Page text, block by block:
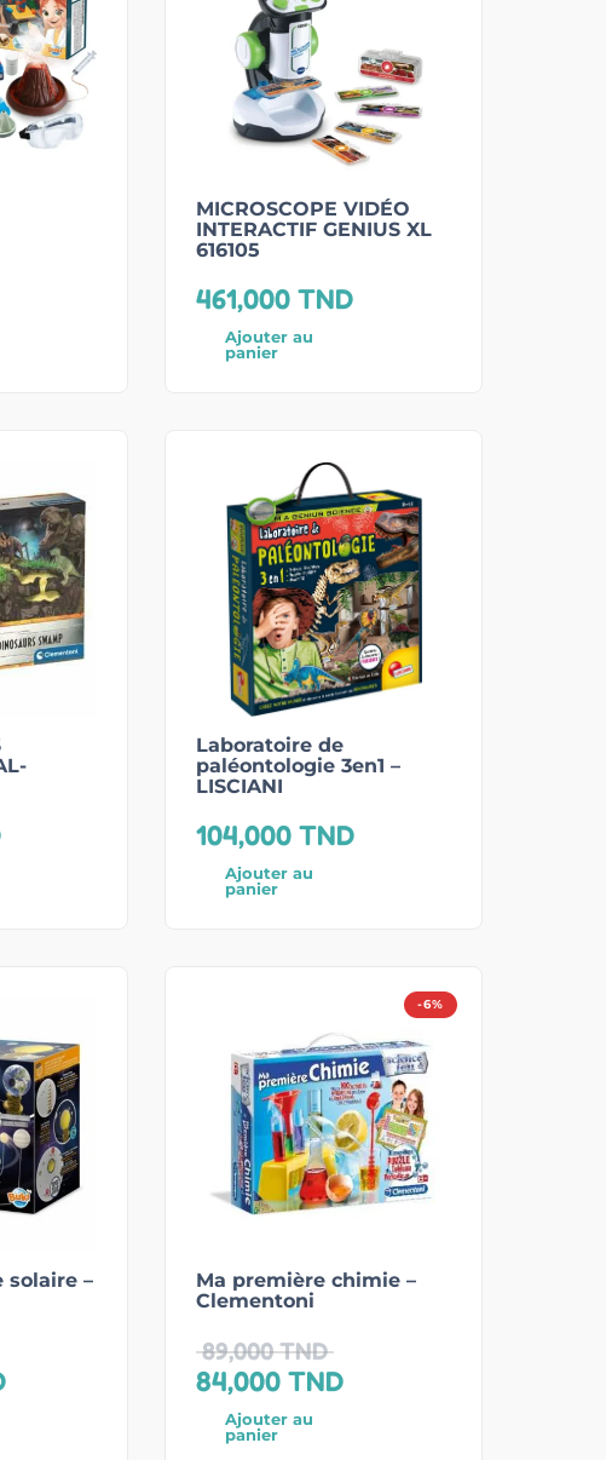
MICROSCOPE VIDÉO
INTERACTIF GENIUS XL
616105
461,000TND
Ajouter au
panier
Laboratoire de
paléontologie 3en1 –
LISCIANI
104,000TND
Ajouter au
panier
solaire –
-6%
Ma première chimie –
Clementoni
89,000TND
84,000TND
Ajouter au
panier